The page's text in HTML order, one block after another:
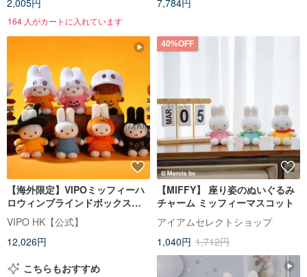
164 人がカートに入れています
【海外限定】VIPOミッフィーハ
ロウィンブラインドボックスキ
ーホルダー (アソートボックス・
6個入・重複なし)
VIPO HK【公式】
12,026円
40%OFF
【MIFFY】 座り姿のぬいぐるみ
チャーム ミッフィーマスコット
アイアムセレクトショップ
1,040円 1,712円
こちらもおすすめ